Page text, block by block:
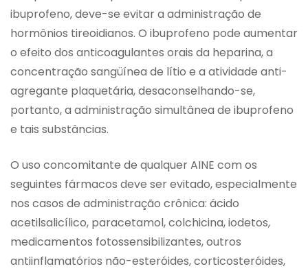
ibuprofeno, deve-se evitar a administração de
hormônios tireoidianos. O ibuprofeno pode aumentar
o efeito dos anticoagulantes orais da heparina, a
concentração sangüínea de lítio e a atividade anti-
agregante plaquetária, desaconselhando-se,
portanto, a administração simultânea de ibuprofeno
e tais substâncias.
O uso concomitante de qualquer AINE com os
seguintes fármacos deve ser evitado, especialmente
nos casos de administração crônica: ácido
acetilsalicílico, paracetamol, colchicina, iodetos,
medicamentos fotossensibilizantes, outros
antiinflamatórios não-esteróides, corticosteróides,